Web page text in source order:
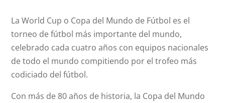
La World Cup o Copa del Mundo de Fútbol es el
torneo de fútbol más importante del mundo,
celebrado cada cuatro años con equipos nacionales
de todo el mundo compitiendo por el trofeo más
codiciado del fútbol.
Con más de 80 años de historia, la Copa del Mundo